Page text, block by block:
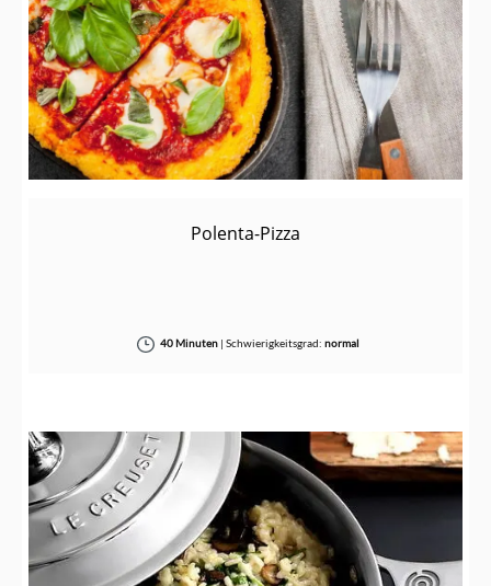
Polenta-Pizza
40 Minuten| Schwierigkeitsgrad: normal